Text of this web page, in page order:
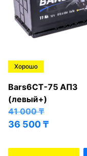
Хорошо
Bars6СТ-75 АПЗ
(левый+)
41 000₸
36 500₸